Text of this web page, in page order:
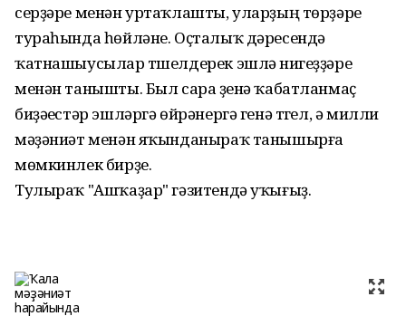
серҙәре менән уртаҡлашты, уларҙың төрҙәре
тураһында һөйләне. Оҫталыҡ дәресендә
ҡатнашыусылар түшелдерек эшләү нигеҙҙәре
менән танышты. Был сара үҙенә ҡабатланмаҫ
биҙәүестәр эшләргә өйрәнергә генә түгел, ә милли
мәҙәниәт менән яҡынданыраҡ танышырға
мөмкинлек бирҙе.
Тулыраҡ "Ашҡаҙар" гәзитендә уҡығыҙ.